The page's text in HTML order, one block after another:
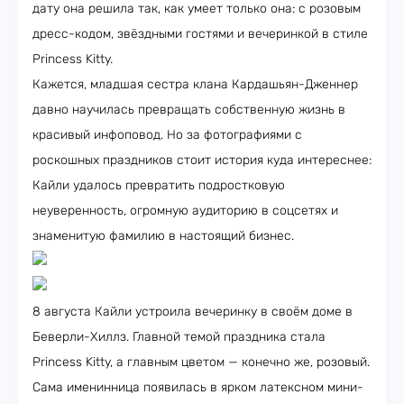
дату она решила так, как умеет только она: с розовым
дресс-кодом, звёздными гостями и вечеринкой в стиле
Princess Kitty.
Кажется, младшая сестра клана Кардашьян-Дженнер
давно научилась превращать собственную жизнь в
красивый инфоповод. Но за фотографиями с
роскошных праздников стоит история куда интереснее:
Кайли удалось превратить подростковую
неуверенность, огромную аудиторию в соцсетях и
знаменитую фамилию в настоящий бизнес.
8 августа Кайли устроила вечеринку в своём доме в
Беверли-Хиллз. Главной темой праздника стала
Princess Kitty, а главным цветом — конечно же, розовый.
Сама именинница появилась в ярком латексном мини-